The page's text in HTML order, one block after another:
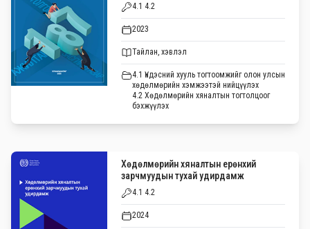
4.1 4.2
2023
Тайлан, хэвлэл
4.1 Үндэсний хууль тогтоомжийг олон улсын
хөдөлмөрийн хэмжээтэй нийцүүлэх
4.2 Хөдөлмөрийн хяналтын тогтолцоог
бэхжүүлэх
Хөдөлмөрийн хяналтын ерөнхий
зарчмуудын тухай удирдамж
4.1 4.2
2024